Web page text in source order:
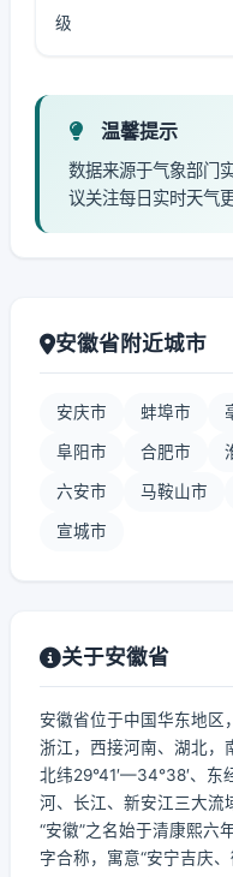
级
温馨提示
数据来源于气象部门
议关注每日实时天气
安徽省附近城市
安庆市 蚌埠市
阜阳市 合肥市
六安市 马鞍山市
宣城市
关于安徽省
安徽省位于中国华东地区
浙江，西接河南、湖北，
北纬29°41′—34°38′、东
河、长江、新安江三大流
“安徽”之名始于清康熙六
字合称，寓意“安宁吉庆